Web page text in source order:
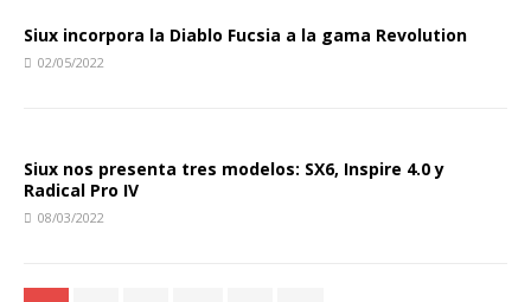
Siux incorpora la Diablo Fucsia a la gama Revolution
02/05/2022
Siux nos presenta tres modelos: SX6, Inspire 4.0 y
Radical Pro IV
08/03/2022